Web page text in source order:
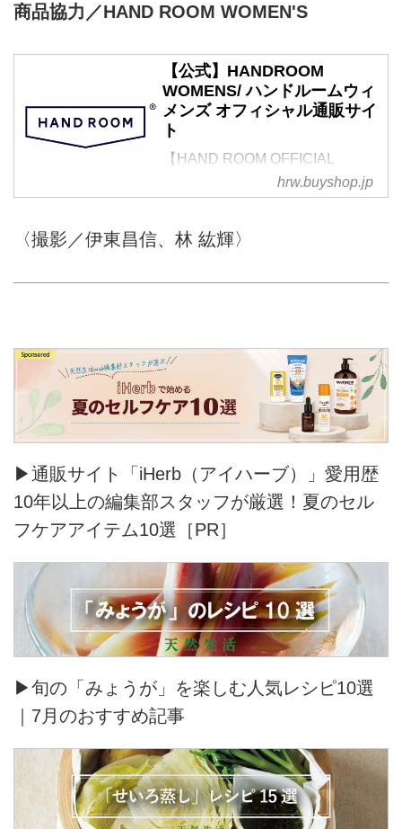
商品協力／HAND ROOM WOMEN'S
【公式】HANDROOM
WOMENS/ ハンドルームウィ
メンズ オフィシャル通販サイ
ト
【HAND ROOM OFFICIAL
ONLINE STORE】Craftman's
handmade for exclusive daily
にこそ、妥協なきクオリティーを
しつらえた上質なものをながく楽
ンで着心地の良いパターンメイキ
ングを駆使し長年に渡って服作り
を共におこなってきた日本各地の
優れた職人とその巧手を集結さ
せ、厳選した上質な素材を用い最
上級の縫製技術...
hrw.buyshop.jp
〈撮影／伊東昌信、林 紘輝〉
▶通販サイト「iHerb（アイハーブ）」愛用歴
10年以上の編集部スタッフが厳選！夏のセル
フケアアイテム10選［PR］
▶旬の「みょうが」を楽しむ人気レシピ10選
｜7月のおすすめ記事